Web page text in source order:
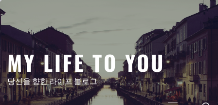
텐
건
뛰
기
MY LIFE TO YOU
당신을 향한 라이프 블로그